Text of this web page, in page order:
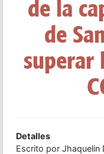
de la
de
superar
Detalles
Escrito por Jhaquelin